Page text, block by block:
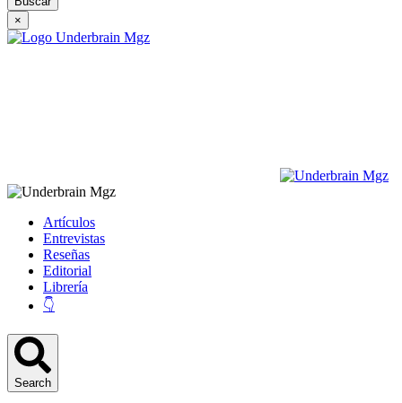
×
Artículos
Entrevistas
Reseñas
Editorial
Librería
👇
Search